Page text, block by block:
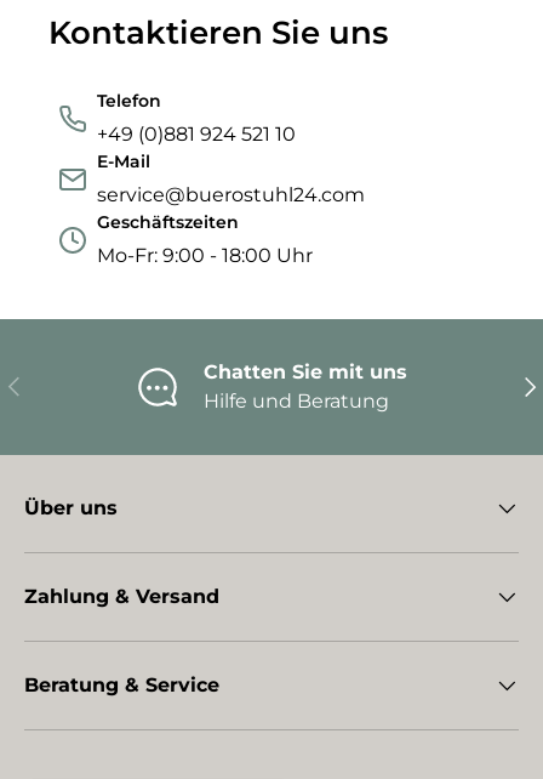
Kontaktieren Sie uns
Telefon
+49 (0)881 924 521 10
E-Mail
service@buerostuhl24.com
Geschäftszeiten
Mo-Fr: 9:00 - 18:00 Uhr
Vorherige
Chatten Sie mit uns
Hilfe und Beratung
Über uns
Zahlung & Versand
Beratung & Service